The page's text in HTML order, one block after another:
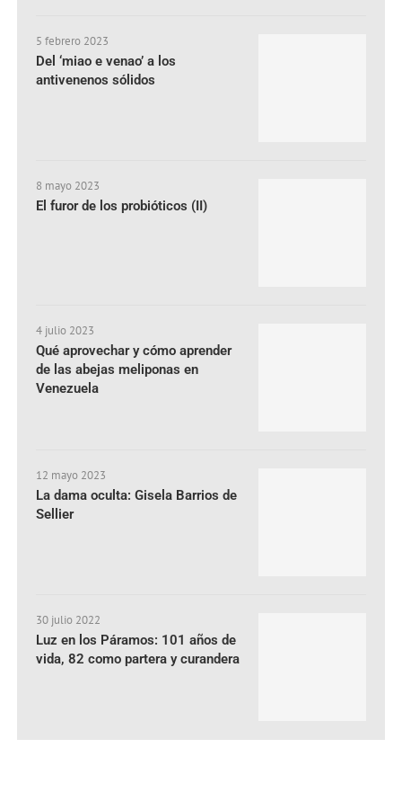
5 febrero 2023
Del ‘miao e venao’ a los
antivenenos sólidos
8 mayo 2023
El furor de los probióticos (II)
4 julio 2023
Qué aprovechar y cómo aprender
de las abejas meliponas en
Venezuela
12 mayo 2023
La dama oculta: Gisela Barrios de
Sellier
30 julio 2022
Luz en los Páramos: 101 años de
vida, 82 como partera y curandera